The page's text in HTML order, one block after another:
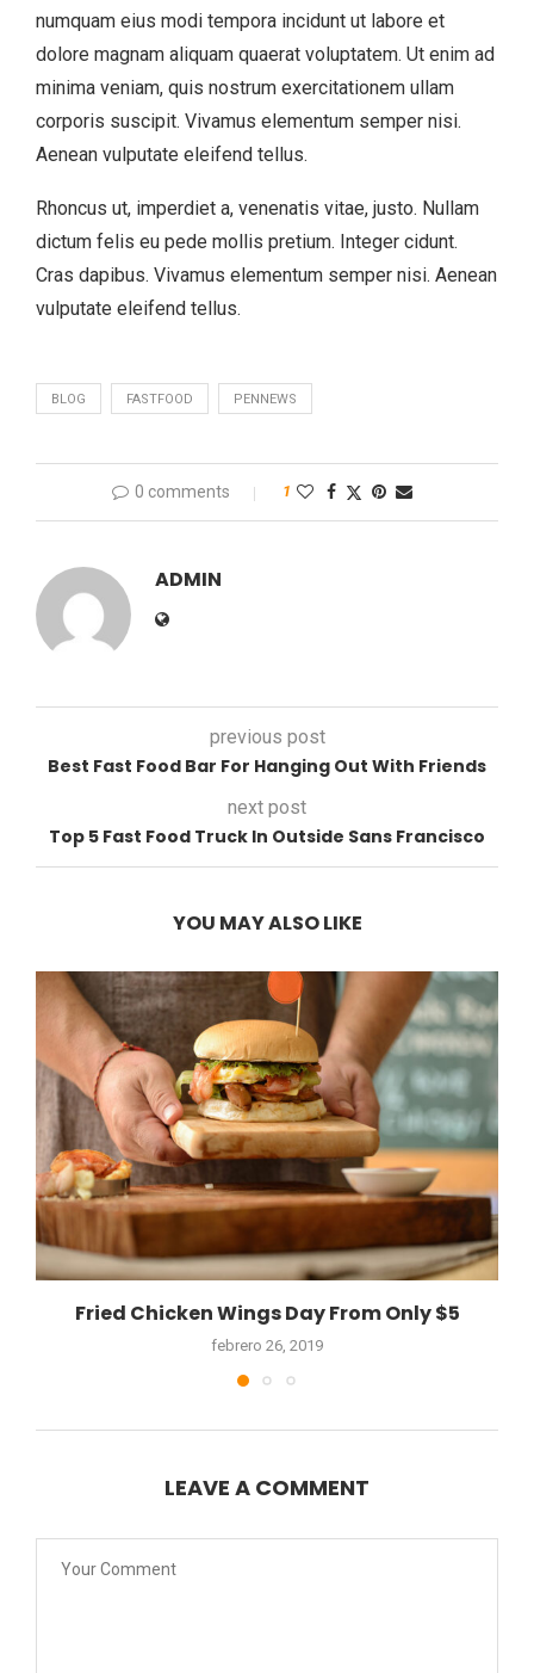
numquam eius modi tempora incidunt ut labore et
dolore magnam aliquam quaerat voluptatem. Ut enim ad
minima veniam, quis nostrum exercitationem ullam
corporis suscipit. Vivamus elementum semper nisi.
Aenean vulputate eleifend tellus.
Rhoncus ut, imperdiet a, venenatis vitae, justo. Nullam
dictum felis eu pede mollis pretium. Integer cidunt.
Cras dapibus. Vivamus elementum semper nisi. Aenean
vulputate eleifend tellus.
BLOG FASTFOOD PENNEWS
0 comments 1
ADMIN
previous post
Best Fast Food Bar For Hanging Out With Friends
next post
Top 5 Fast Food Truck In Outside Sans Francisco
YOU MAY ALSO LIKE
Fried Chicken Wings Day From Only $5
febrero 26, 2019
LEAVE A COMMENT